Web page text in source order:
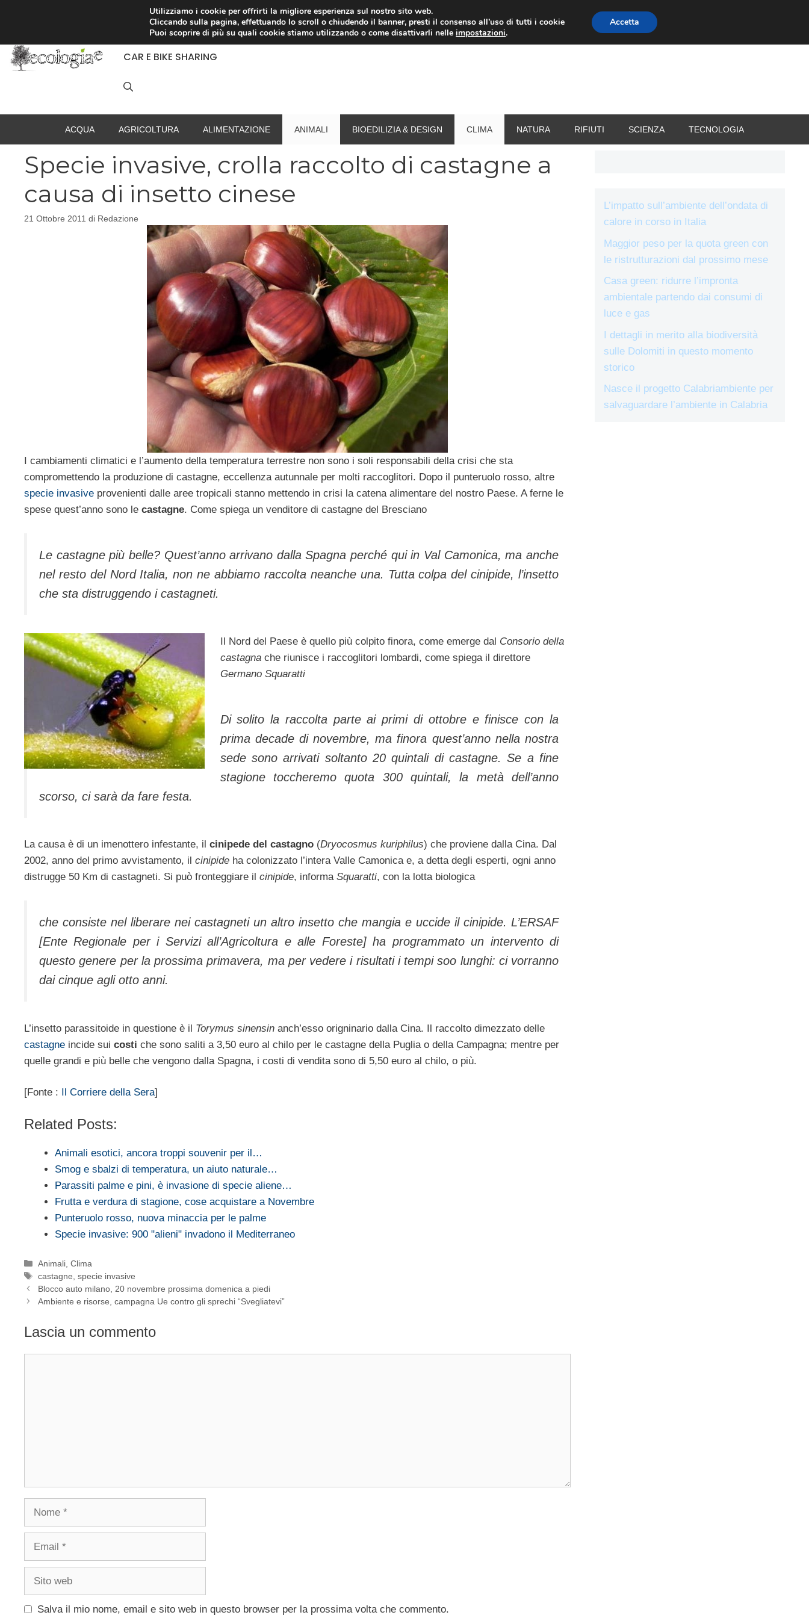
RACCOLTA DIFFERENZIATA RISPARMIO ENERGETICO SPESA TERMOVALORIZZATORI VACANZE
CAR E BIKE SHARING
ACQUA AGRICOLTURA ALIMENTAZIONE ANIMALI BIOEDILIZIA & DESIGN CLIMA NATURA RIFIUTI SCIENZA TECNOLOGIA
Specie invasive, crolla raccolto di castagne a
causa di insetto cinese
21 Ottobre 2011 di Redazione
I cambiamenti climatici e l’aumento della temperatura terrestre non sono i soli responsabili della crisi che sta
compromettendo la produzione di castagne, eccellenza autunnale per molti raccoglitori. Dopo il punteruolo rosso, altre
specie invasive provenienti dalle aree tropicali stanno mettendo in crisi la catena alimentare del nostro Paese. A ferne le
spese quest’anno sono le castagne. Come spiega un venditore di castagne del Bresciano
Le castagne più belle? Quest’anno arrivano dalla Spagna perché qui in Val Camonica, ma anche
nel resto del Nord Italia, non ne abbiamo raccolta neanche una. Tutta colpa del cinipide, l’insetto
che sta distruggendo i castagneti.
Il Nord del Paese è quello più colpito finora, come emerge dal Consorio della
castagnache riunisce i raccoglitori lombardi, come spiega il direttore
Germano Squaratti
Di solito la raccolta parte ai primi di ottobre e finisce con la
prima decade di novembre, ma finora quest’anno nella nostra
sede sono arrivati soltanto 20 quintali di castagne. Se a fine
stagione toccheremo quota 300 quintali, la metà dell’anno
scorso, ci sarà da fare festa.
La causa è di un imenottero infestante, il cinipede del castagno (Dryocosmus kuriphilus) che proviene dalla Cina. Dal
2002, anno del primo avvistamento, il cinipide ha colonizzato l’intera Valle Camonica e, a detta degli esperti, ogni anno
distrugge 50 Km di castagneti. Si può fronteggiare il cinipide, informa Squaratti, con la lotta biologica
che consiste nel liberare nei castagneti un altro insetto che mangia e uccide il cinipide. L’ERSAF
[Ente Regionale per i Servizi all’Agricoltura e alle Foreste] ha programmato un intervento di
questo genere per la prossima primavera, ma per vedere i risultati i tempi soo lunghi: ci vorranno
dai cinque agli otto anni.
L’insetto parassitoide in questione è il Torymus sinensin anch’esso origninario dalla Cina. Il raccolto dimezzato delle
castagne incide sui costi che sono saliti a 3,50 euro al chilo per le castagne della Puglia o della Campagna; mentre per
quelle grandi e più belle che vengono dalla Spagna, i costi di vendita sono di 5,50 euro al chilo, o più.
[Fonte : Il Corriere della Sera]
Related Posts:
Animali esotici, ancora troppi souvenir per il…
Smog e sbalzi di temperatura, un aiuto naturale…
Parassiti palme e pini, è invasione di specie aliene…
Frutta e verdura di stagione, cose acquistare a Novembre
Punteruolo rosso, nuova minaccia per le palme
Specie invasive: 900 "alieni" invadono il Mediterraneo
Categorie
Animali ,Clima
Tag
castagne ,specie invasive
Blocco auto milano, 20 novembre prossima domenica a piedi
Ambiente e risorse, campagna Ue contro gli sprechi “Svegliatevi”
Lascia un commento
Salva il mio nome, email e sito web in questo browser per la prossima volta che commento.
L’impatto sull’ambiente dell’ondata di
calore in corso in Italia
Maggior peso per la quota green con
le ristrutturazioni dal prossimo mese
Casa green: ridurre l’impronta
ambientale partendo dai consumi di
luce e gas
I dettagli in merito alla biodiversità
sulle Dolomiti in questo momento
storico
Nasce il progetto Calabriambiente per
salvaguardare l’ambiente in Calabria
Utilizziamo i cookie per offrirti la migliore esperienza sul nostro sito web.
Cliccando sulla pagina, effettuando lo scroll o chiudendo il banner, presti il consenso all’uso di tutti i cookie
Puoi scoprire di più su quali cookie stiamo utilizzando o come disattivarli nelleimpostazioni.
Accetta